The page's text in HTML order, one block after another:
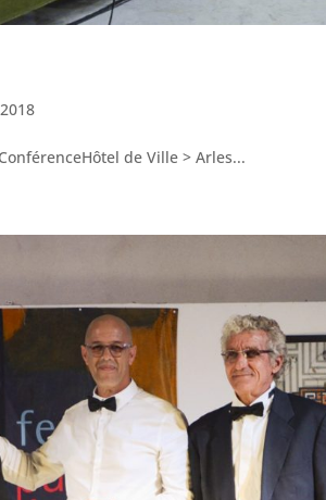
de Ville > Arles...